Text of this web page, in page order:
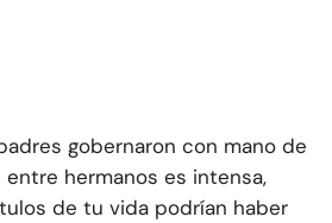
gobernaron con mano de
hermanos es intensa,
de tu vida podrían haber